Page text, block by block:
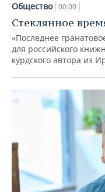
Общество 00:00
Стеклянное
«Последнее
для российского
курдского автора из